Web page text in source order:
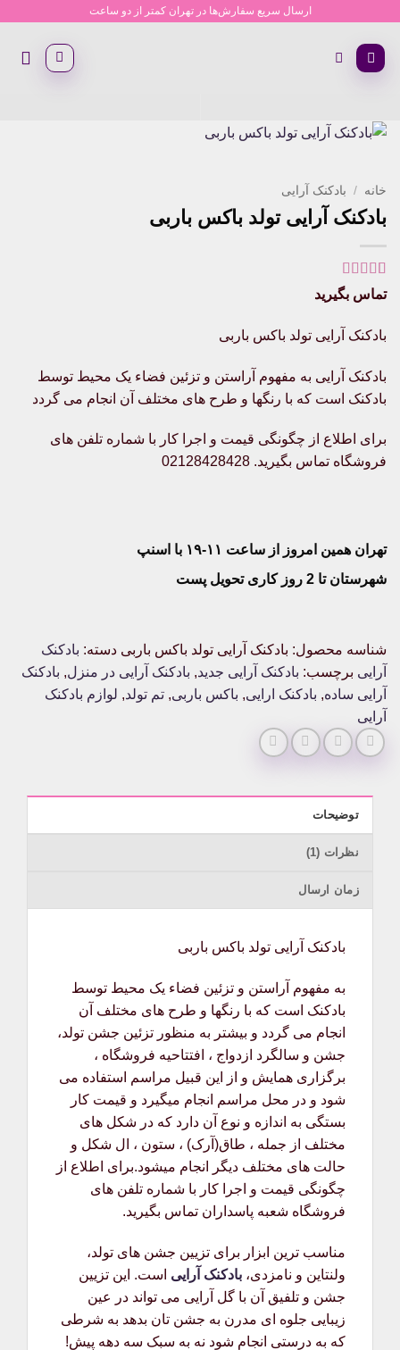
content
ارسال سریع سفارش‌ها در تهران کمتر از دو ساعت
خانه / بادکنک آرایی
بادکنک آرایی تولد باکس باربی
امتیاز 5
از 5
امتیاز
1تماس بگیرید
بادکنک آرایی تولد باکس باربی
بادکنک آرایی به مفهوم آراستن و تزئین فضاء یک محیط توسط
بادکنک است که با رنگها و طرح های مختلف آن انجام می گردد
برای اطلاع از چگونگی قیمت و اجرا کار با شماره تلفن های
فروشگاه تماس بگیرید. 02128428428
تهران همین امروز از ساعت ۱۱-۱۹ با اسنپ
شهرستان تا 2 روز کاری تحویل پست
شناسه محصول: بادکنک آرایی تولد باکس باربی دسته: بادکنک
آرایی برچسب: بادکنک آرایی جدید, بادکنک آرایی در منزل, بادکنک
آرایی ساده, بادکنک ارایی, باکس باربی, تم تولد, لوازم بادکنک
آرایی
توضیحات
نظرات (1)
زمان ارسال
بادکنک آرایی تولد باکس باربی
به مفهوم آراستن و تزئین فضاء یک محیط توسط
بادکنک است که با رنگها و طرح های مختلف آن
انجام می گردد و بیشتر به منظور تزئین جشن تولد،
جشن و سالگرد ازدواج ، افتتاحیه فروشگاه ،
برگزاری همایش و از این قبیل مراسم استفاده می
شود و در محل مراسم انجام میگیرد و قیمت کار
بستگی به اندازه و نوع آن دارد که در شکل های
مختلف از جمله ، طاق(آرک) ، ستون ، ال شکل و
حالت های مختلف دیگر انجام میشود.برای اطلاع از
چگونگی قیمت و اجرا کار با شماره تلفن های
فروشگاه شعبه پاسداران تماس بگیرید.
مناسب ترین ابزار برای تزیین جشن های تولد،
ولنتاین و نامزدی، بادکنک آرایی است. این تزیین
جشن و تلفیق آن با گل آرایی می تواند در عین
زیبایی جلوه ای مدرن به جشن تان بدهد به شرطی
که به درستی انجام شود نه به سبک سه دهه پیش!